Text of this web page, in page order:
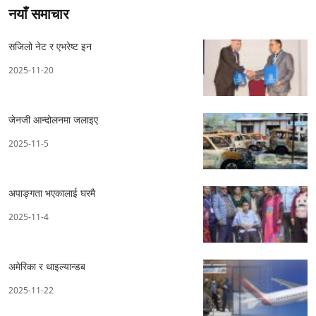
नयाँ समाचार
सजिलो नेट र एभरेष्ट इन
2025-11-20
जेनजी आन्दोलनमा जलाइए
2025-11-5
अपाङ्गता भएकालाई घरमै
2025-11-4
अमेरिका र थाइल्यान्डब
2025-11-22